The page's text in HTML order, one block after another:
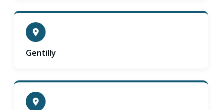
Gentilly